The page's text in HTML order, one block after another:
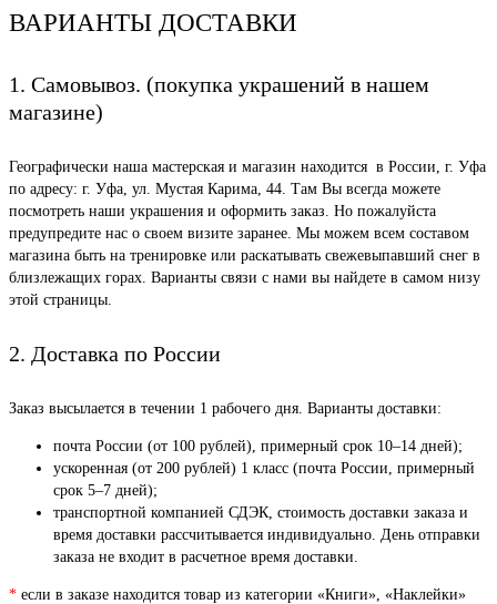
ВАРИАНТЫ ДОСТАВКИ
1. Самовывоз. (покупка украшений в нашем
магазине)
Географически наша мастерская и магазин находится в России, г. Уфа
по адресу: г. Уфа, ул. Мустая Карима, 44. Там Вы всегда можете
посмотреть наши украшения и оформить заказ. Но пожалуйста
предупредите нас о своем визите заранее. Мы можем всем составом
магазина быть на тренировке или раскатывать свежевыпавший снег в
близлежащих горах. Варианты связи с нами вы найдете в самом низу
этой страницы.
2. Доставка по России
Заказ высылается в течении 1 рабочего дня. Варианты доставки:
почта России (от 100 рублей), примерный срок 10–14 дней);
ускоренная (от 200 рублей) 1 класс (почта России, примерный
срок 5–7 дней);
транспортной компанией СДЭК, стоимость доставки заказа и
время доставки рассчитывается индивидуально. День отправки
заказа не входит в расчетное время доставки.
* если в заказе находится товар из категории «Книги», «Наклейки»